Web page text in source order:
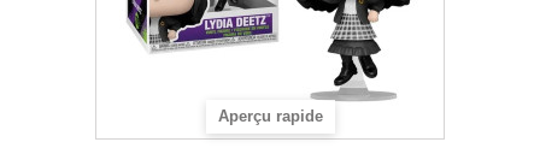
Aperçu rapide